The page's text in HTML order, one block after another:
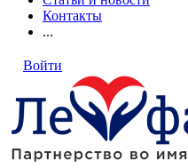
Контакты
...
Войти